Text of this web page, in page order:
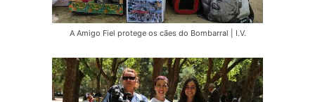
A Amigo Fiel protege os cães do Bombarral | I.V.